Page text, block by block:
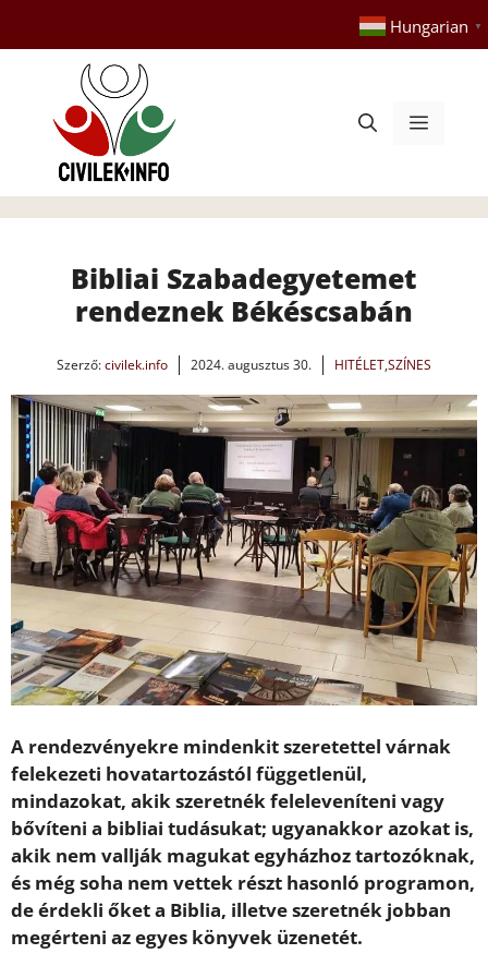
tartalomba
Hungarian ▼
Menü
Bibliai Szabadegyetemet
rendeznek Békéscsabán
Szerző:civilek.info 2024. augusztus 30. HITÉLET,SZÍNES
A rendezvényekre mindenkit szeretettel várnak
felekezeti hovatartozástól függetlenül,
mindazokat, akik szeretnék feleleveníteni vagy
bővíteni a bibliai tudásukat; ugyanakkor azokat is,
akik nem vallják magukat egyházhoz tartozóknak,
és még soha nem vettek részt hasonló programon,
de érdekli őket a Biblia, illetve szeretnék jobban
megérteni az egyes könyvek üzenetét.